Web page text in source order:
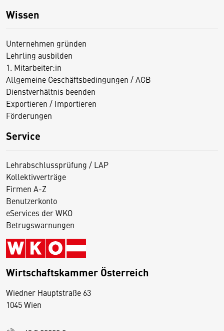
Wissen
Unternehmen gründen
Lehrling ausbilden
1. Mitarbeiter:in
Allgemeine Geschäftsbedingungen / AGB
Dienstverhältnis beenden
Exportieren / Importieren
Förderungen
Service
Lehrabschlussprüfung / LAP
Kollektivverträge
Firmen A-Z
Benutzerkonto
eServices der WKO
Betrugswarnungen
Wirtschaftskammer Österreich
Wiedner Hauptstraße 63
1045 Wien
D